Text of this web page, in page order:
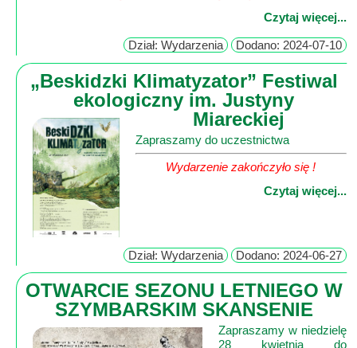
nas
Regulamin
Czytaj więcej...
Dział: Wydarzenia Dodano: 2024-07-10
„Beskidzki Klimatyzator” Festiwal
ekologiczny im. Justyny
Miareckiej
Zapraszamy do uczestnictwa
Wydarzenie zakończyło się !
Czytaj więcej...
Dział: Wydarzenia Dodano: 2024-06-27
OTWARCIE SEZONU LETNIEGO W
SZYMBARSKIM SKANSENIE
Zapraszamy w niedzielę
28 kwietnia do